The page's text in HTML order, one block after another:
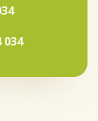
034